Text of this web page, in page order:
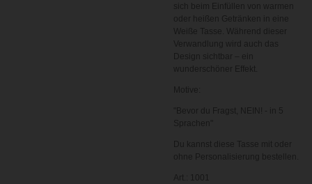
sich beim Einfüllen von warmen
oder heißen Getränken in eine
Weiße Tasse. Während dieser
Verwandlung wird auch das
Design sichtbar – ein
wunderschöner Effekt.
Motive:
"Bevor du Fragst, NEIN! - in 5
Sprachen"
Du kannst diese Tasse mit oder
ohne Personalisierung bestellen.